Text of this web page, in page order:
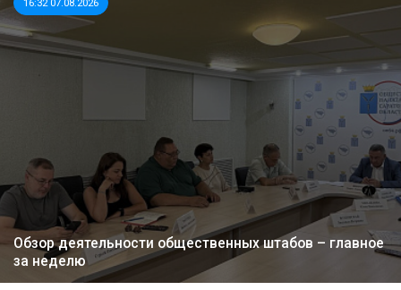
Обзор деятельности общественных штабов – главное
за неделю